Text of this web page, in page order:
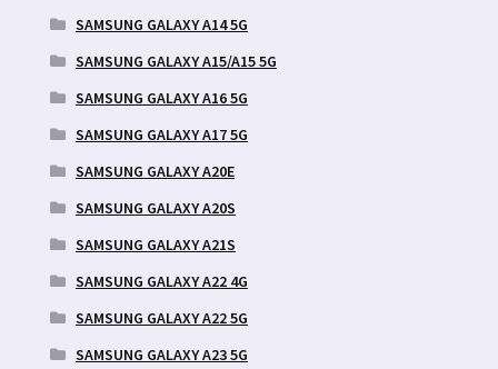
SAMSUNG GALAXY A14 5G
SAMSUNG GALAXY A15/A15 5G
SAMSUNG GALAXY A16 5G
SAMSUNG GALAXY A17 5G
SAMSUNG GALAXY A20E
SAMSUNG GALAXY A20S
SAMSUNG GALAXY A21S
SAMSUNG GALAXY A22 4G
SAMSUNG GALAXY A22 5G
SAMSUNG GALAXY A23 5G